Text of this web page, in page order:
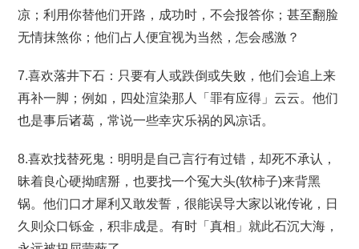
凉；利用你替他们开路，成功时，不会报答你；甚至翻脸
无情抹煞你；他们占人便宜视为当然，怎会感激？
7.喜欢落井下石：只要有人或跌倒或失败，他们会追上来
再补一脚；例如，四处渲染那人「罪有应得」云云。他们
也是事后诸葛，常说一些幸灾乐祸的风凉话。
8.喜欢找替死鬼：明明是自己言行有过错，却死不承认，
昧着良心硬拗瞎掰，也要找一个冤大头(软柿子)来背黑
锅。他们口才犀利又敢发誓，很能误导大家以讹传讹，日
久则众口铄金，积非成是。有时「真相」就此石沉大海，